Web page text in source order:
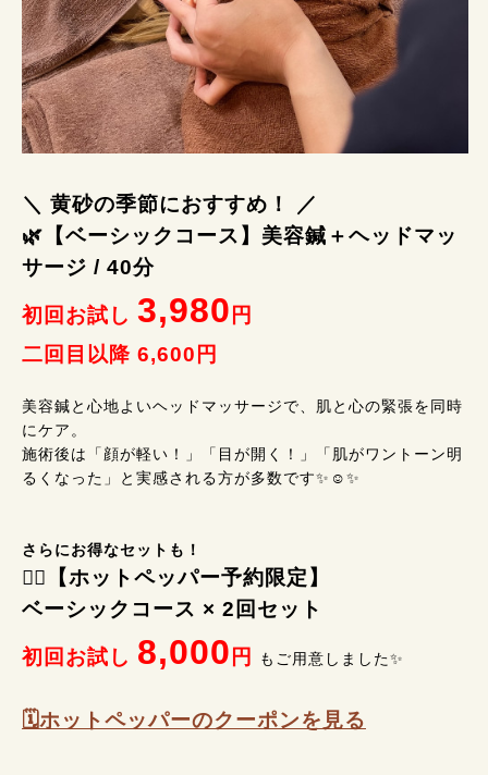
＼ 黄砂の季節におすすめ！ ／
🌿【ベーシックコース】 美容鍼＋ヘッドマッ
サージ / 40分
初回お試し 3,980 円
二回目以降 6,600円
美容鍼と心地よいヘッドマッサージで、肌と心の緊張を同時
にケア。
施術後は「顔が軽い！」「目が開く！」「肌がワントーン明
るくなった」と実感される方が多数です✨️☺️✨️
さらにお得なセットも！
💆‍♀️【ホットペッパー予約限定】
ベーシックコース × 2回セット
初回お試し 8,000 円 もご用意しました✨️
🗓️ホットペッパーのクーポンを見る